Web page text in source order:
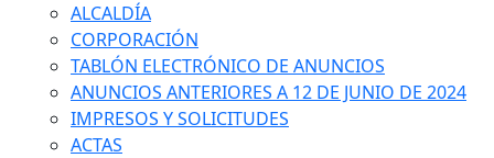
ALCALDÍA
CORPORACIÓN
TABLÓN ELECTRÓNICO DE ANUNCIOS
ANUNCIOS ANTERIORES A 12 DE JUNIO DE 2024
IMPRESOS Y SOLICITUDES
ACTAS